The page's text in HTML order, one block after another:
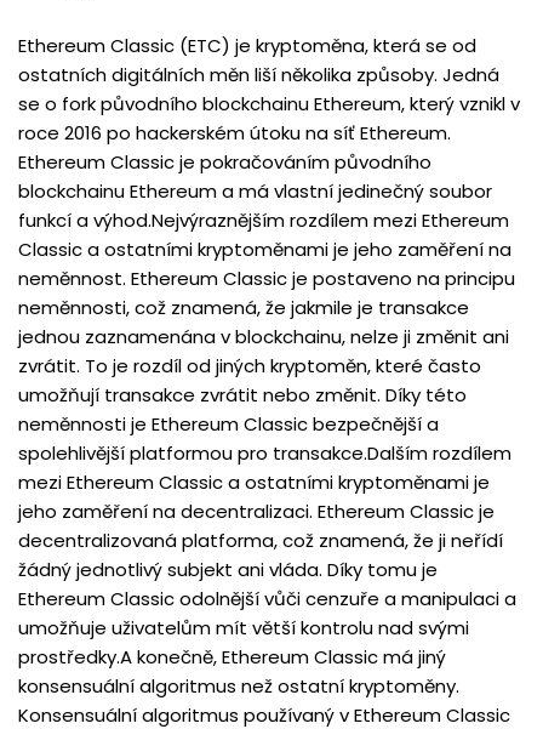
Ethereum Classic (ETC) je kryptoměna, která se od
ostatních digitálních měn liší několika způsoby. Jedná
se o fork původního blockchainu Ethereum, který vznikl v
roce 2016 po hackerském útoku na síť Ethereum.
Ethereum Classic je pokračováním původního
blockchainu Ethereum a má vlastní jedinečný soubor
funkcí a výhod.Nejvýraznějším rozdílem mezi Ethereum
Classic a ostatními kryptoměnami je jeho zaměření na
neměnnost. Ethereum Classic je postaveno na principu
neměnnosti, což znamená, že jakmile je transakce
jednou zaznamenána v blockchainu, nelze ji změnit ani
zvrátit. To je rozdíl od jiných kryptoměn, které často
umožňují transakce zvrátit nebo změnit. Díky této
neměnnosti je Ethereum Classic bezpečnější a
spolehlivější platformou pro transakce.Dalším rozdílem
mezi Ethereum Classic a ostatními kryptoměnami je
jeho zaměření na decentralizaci. Ethereum Classic je
decentralizovaná platforma, což znamená, že ji neřídí
žádný jednotlivý subjekt ani vláda. Díky tomu je
Ethereum Classic odolnější vůči cenzuře a manipulaci a
umožňuje uživatelům mít větší kontrolu nad svými
prostředky.A konečně, Ethereum Classic má jiný
konsensuální algoritmus než ostatní kryptoměny.
Konsensuální algoritmus používaný v Ethereum Classic